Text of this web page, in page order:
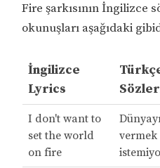
Fire şarkısının İngilizce
okunuşları aşağıdaki
İngilizce
Lyrics
I don't want to
set the world
on fire
vermek